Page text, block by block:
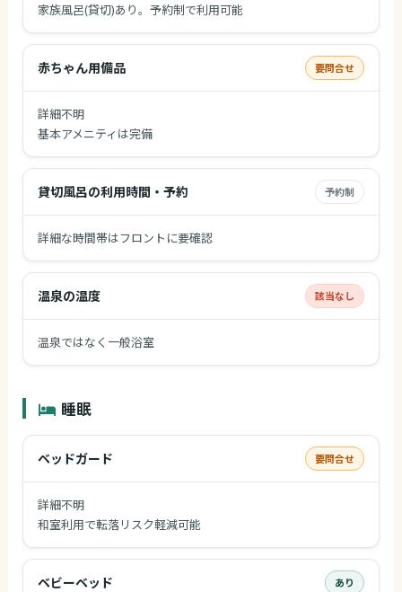
家族風呂(貸切)あり。予約制で利用可能
赤ちゃん用備品 要問合せ
詳細不明
基本アメニティは完備
貸切風呂の利用時間・予約 予約制
詳細な時間帯はフロントに要確認
温泉の温度 該当なし
温泉ではなく一般浴室
睡眠
ベッドガード 要問合せ
詳細不明
和室利用で転落リスク軽減可能
ベビーベッド あり